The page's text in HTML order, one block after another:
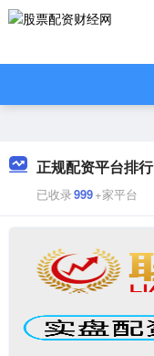
正规配资平台排行
已收录999+家平台